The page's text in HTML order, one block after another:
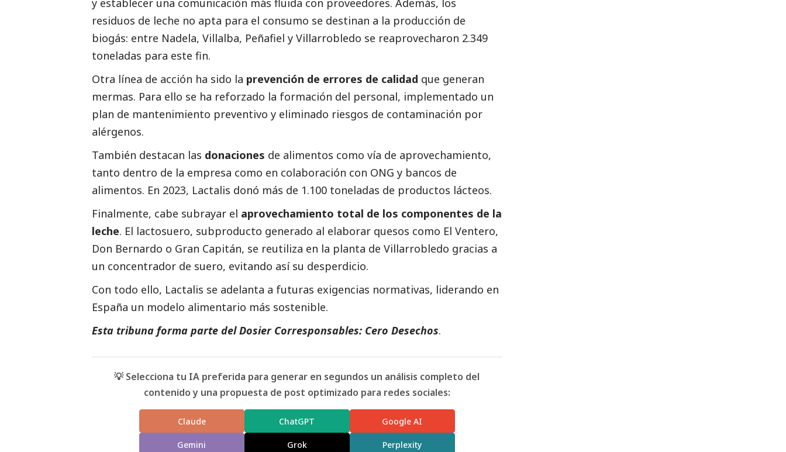
y establecer una comunicación más fluida con proveedores. Además, los
residuos de leche no apta para el consumo se destinan a la producción de
biogás: entre Nadela, Villalba, Peñafiel y Villarrobledo se reaprovecharon 2.349
toneladas para este fin.
Otra línea de acción ha sido la prevención de errores de calidad que generan
mermas. Para ello se ha reforzado la formación del personal, implementado un
plan de mantenimiento preventivo y eliminado riesgos de contaminación por
alérgenos.
También destacan las donaciones de alimentos como vía de aprovechamiento,
tanto dentro de la empresa como en colaboración con ONG y bancos de
alimentos. En 2023, Lactalis donó más de 1.100 toneladas de productos lácteos.
Finalmente, cabe subrayar el aprovechamiento total de los componentes de la
leche. El lactosuero, subproducto generado al elaborar quesos como El Ventero,
Don Bernardo o Gran Capitán, se reutiliza en la planta de Villarrobledo gracias a
un concentrador de suero, evitando así su desperdicio.
Con todo ello, Lactalis se adelanta a futuras exigencias normativas, liderando en
España un modelo alimentario más sostenible.
Esta tribuna forma parte del Dosier Corresponsables: Cero Desechos.
💡 Selecciona tu IA preferida para generar en segundos un análisis completo del
contenido y una propuesta de post optimizado para redes sociales:
Claude ChatGPT Google AI
Gemini Grok Perplexity